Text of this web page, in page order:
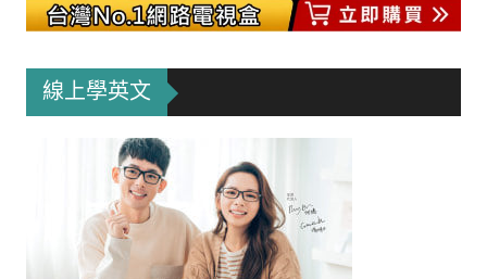
線上學英文